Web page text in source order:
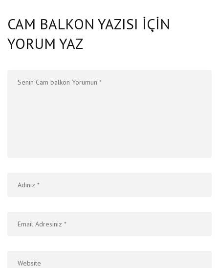
CAM BALKON YAZISI IÇIN
YORUM YAZ